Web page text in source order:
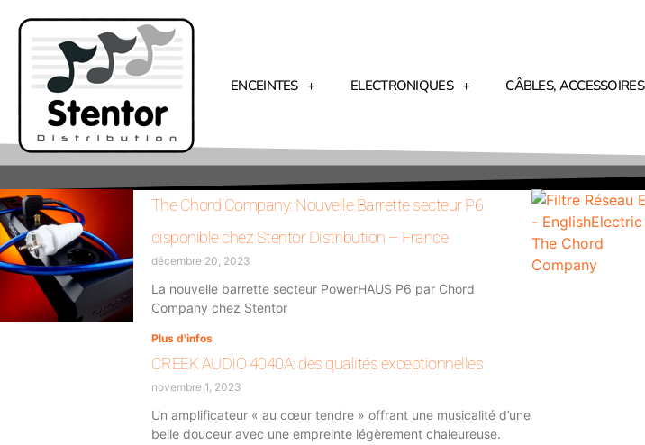
ENCEINTES ELECTRONIQUES CÂBLES, ACCESSOIRES
The Chord Company: Nouvelle Barrette secteur P6
disponible chez Stentor Distribution – France
décembre 20, 2023
La nouvelle barrette secteur PowerHAUS P6 par Chord
Company chez Stentor
Plus d'infos
CREEK AUDIO 4040A: des qualités exceptionnelles
novembre 1, 2023
Un amplificateur « au cœur tendre » offrant une musicalité d’une
belle douceur avec une empreinte légèrement chaleureuse.